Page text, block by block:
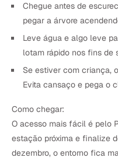
Chegue antes de
pegar a árvore
Leve água e algo leve
lotam rápido nos fins de
Se estiver com criança,
Evita cansaço e pega o
Como chegar:
O acesso mais fácil é pelo
estação próxima e finalize
dezembro, o entorno fica